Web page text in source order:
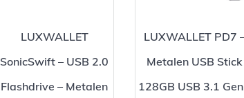
LUXWALLET
SonicSwift – USB 2.0
Flashdrive – Metalen
LUXWALLET PD7
Metalen USB Stick
128GB USB 3.1